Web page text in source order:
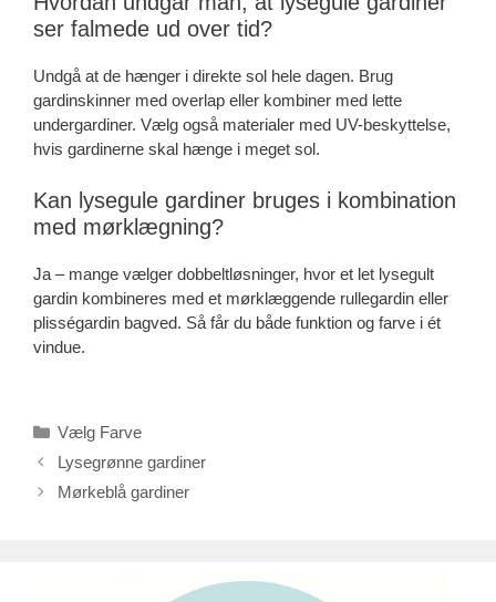
ser falmede ud over tid?
Undgå at de hænger i direkte sol hele dagen. Brug
gardinskinner med overlap eller kombiner med lette
undergardiner. Vælg også materialer med UV-beskyttelse,
hvis gardinerne skal hænge i meget sol.
Kan lysegule gardiner bruges i kombination
med mørklægning?
Ja – mange vælger dobbeltløsninger, hvor et let lysegult
gardin kombineres med et mørklæggende rullegardin eller
plisségardin bagved. Så får du både funktion og farve i ét
vindue.
Kategorier
Vælg Farve
Lysegrønne gardiner
Mørkeblå gardiner